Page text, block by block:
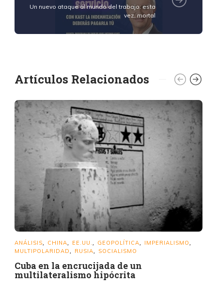
Un nuevo ataque al mundo del trabajo: esta
vez, mortal
Artículos Relacionados
ANÁLISIS CHINA EE.UU. GEOPOLÍTICA IMPERIALISMO
MULTIPOLARIDAD RUSIA SOCIALISMO
Cuba en la encrucijada de un
multilateralismo hipócrita